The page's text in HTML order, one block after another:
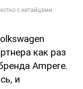
как раз
Ampere.
и